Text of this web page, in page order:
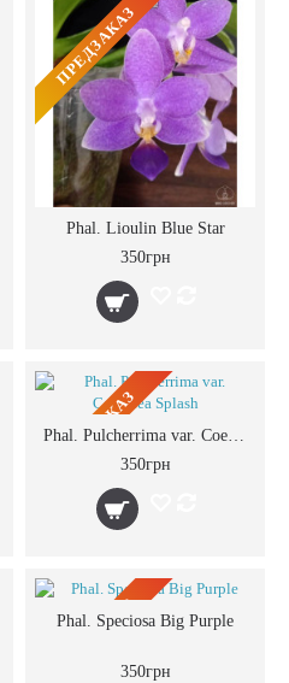
ПРЕДЗАКАЗ
Phal. Lioulin Blue Star
350грн
ПРЕДЗАКАЗ
Phal. Pulcherrima var. Coerulea Splash
350грн
ПРЕДЗАКАЗ
Phal. Speciosa Big Purple
350грн